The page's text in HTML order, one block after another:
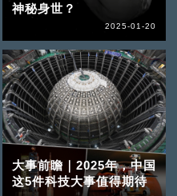
神秘身世？
2025-01-20
大事前瞻｜2025年，中国
这5件科技大事值得期待